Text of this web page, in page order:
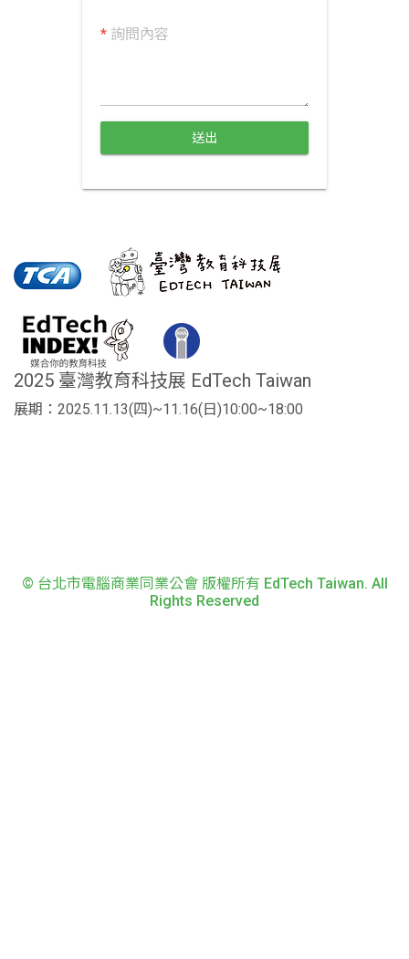
*詢問內容
送出
2025 臺灣教育科技展 EdTech Taiwan
展期：2025.11.13(四)~11.16(日)10:00~18:00
© 台北市電腦商業同業公會 版權所有 EdTech Taiwan. All
Rights Reserved